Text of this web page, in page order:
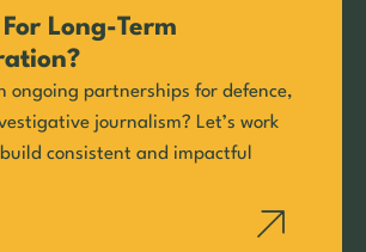
Long-Term
ongoing partnerships for defence,
journalism? Let’s work
consistent and impactful